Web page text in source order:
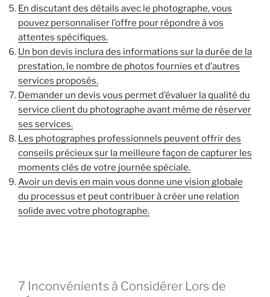
En discutant des détails avec le photographe, vous
pouvez personnaliser l’offre pour répondre à vos
attentes spécifiques.
Un bon devis inclura des informations sur la durée de la
prestation, le nombre de photos fournies et d’autres
services proposés.
Demander un devis vous permet d’évaluer la qualité du
service client du photographe avant même de réserver
ses services.
Les photographes professionnels peuvent offrir des
conseils précieux sur la meilleure façon de capturer les
moments clés de votre journée spéciale.
Avoir un devis en main vous donne une vision globale
du processus et peut contribuer à créer une relation
solide avec votre photographe.
7 Inconvénients à Considérer Lors de